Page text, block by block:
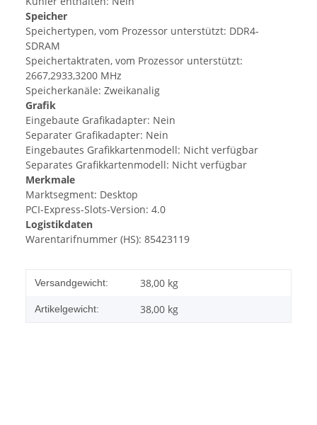
Speicher
Speichertypen, vom Prozessor unterstützt: DDR4-
SDRAM
Speichertaktraten, vom Prozessor unterstützt:
2667,2933,3200 MHz
Speicherkanäle: Zweikanalig
Grafik
Eingebaute Grafikadapter: Nein
Separater Grafikadapter: Nein
Eingebautes Grafikkartenmodell: Nicht verfügbar
Separates Grafikkartenmodell: Nicht verfügbar
Merkmale
Marktsegment: Desktop
PCI-Express-Slots-Version: 4.0
Logistikdaten
Warentarifnummer (HS): 85423119
Versandgewicht: 38,00 kg
Artikelgewicht: 38,00 kg